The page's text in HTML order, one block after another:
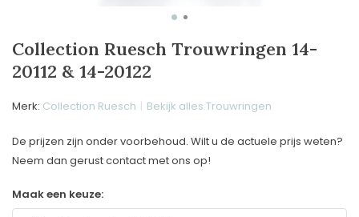
Collection Ruesch Trouwringen 14-
20112 & 14-20122
Merk: Collection Ruesch Bekijk alles Trouwringen
De prijzen zijn onder voorbehoud. Wilt u de actuele prijs weten?
Neem dan gerust contact met ons op!
Maak een keuze: